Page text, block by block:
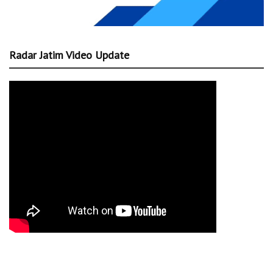
Radar Jatim Video Update